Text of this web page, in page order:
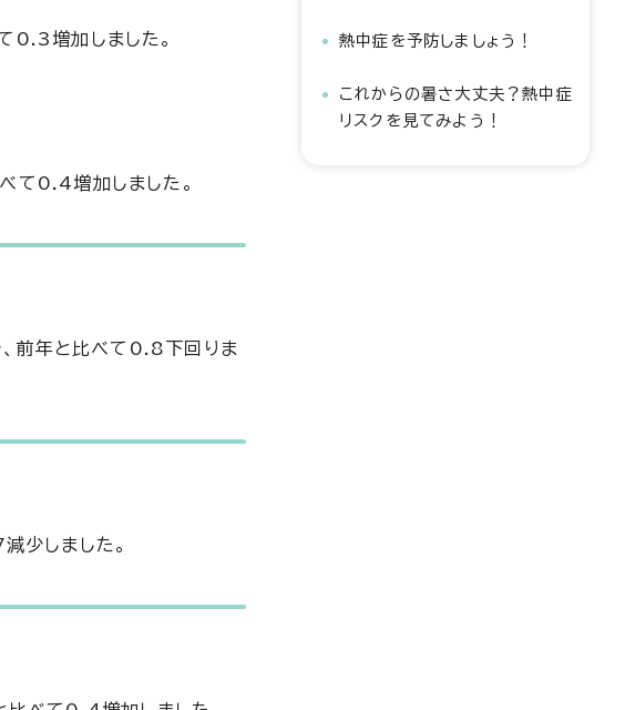
0.3増加しました。
て0.4増加しました。
、前年と比べて0.8下回りま
少しました。
熱中症を予防しましょう！
これからの暑さ大丈夫？熱中症
リスクを見てみよう！